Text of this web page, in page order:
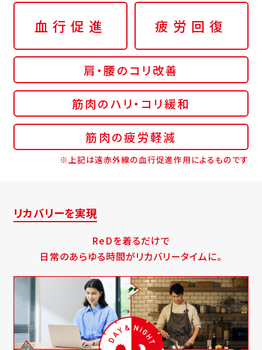
血行促進 疲労回復
肩・腰のコリ改善
筋肉のハリ・コリ緩和
筋肉の疲労軽減
※上記は遠赤外線の血行促進作用によるものです
リカバリーを実現
ReDを着るだけで
日常のあらゆる時間がリカバリータイムに。